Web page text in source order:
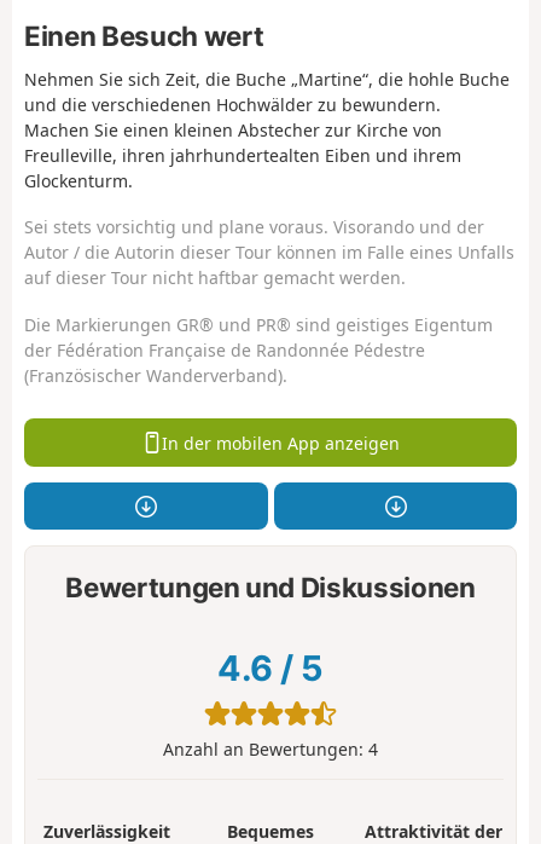
Einen Besuch wert
Nehmen Sie sich Zeit, die Buche „Martine“, die hohle Buche
und die verschiedenen Hochwälder zu bewundern.
Machen Sie einen kleinen Abstecher zur Kirche von
Freulleville, ihren jahrhundertealten Eiben und ihrem
Glockenturm.
Sei stets vorsichtig und plane voraus. Visorando und der
Autor / die Autorin dieser Tour können im Falle eines Unfalls
auf dieser Tour nicht haftbar gemacht werden.
Die Markierungen GR® und PR® sind geistiges Eigentum
der Fédération Française de Randonnée Pédestre
(Französischer Wanderverband).
In der mobilen App anzeigen
Bewertungen und Diskussionen
4.6 / 5
Anzahl an Bewertungen: 4
Zuverlässigkeit
Bequemes
Attraktivität der